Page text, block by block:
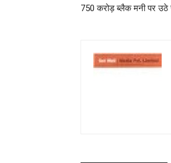
750 करोड़ ब्लैक मनी पर उठे